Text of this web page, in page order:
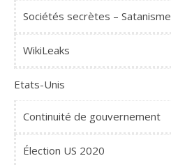
Sociétés secrètes – Satanisme
WikiLeaks
Etats-Unis
Continuité de gouvernement
Élection US 2020